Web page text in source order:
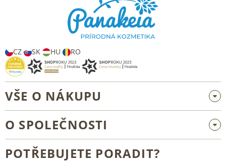
CZ SK HU RO
VŠE O NÁKUPU
Velkoobchod a spolupráce
Všeobecné obchodní podmínky
O SPOLEČNOSTI
POTŘEBUJETE PORADIT?